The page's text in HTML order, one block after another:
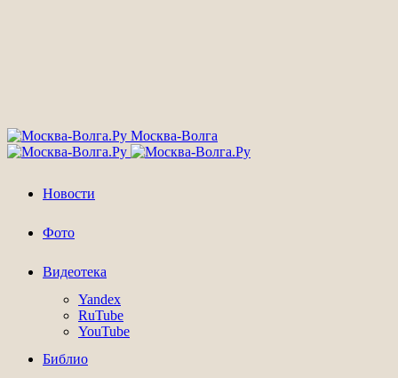
Москва-Волга
Новости
Фото
Видеотека
Yandex
RuTube
YouTube
Библио